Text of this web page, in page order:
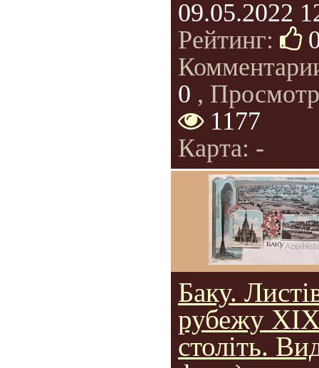
09.05.2022
Рейтинг:
0 ,
1177
Карта: -
Баку.
рубежу
століть.